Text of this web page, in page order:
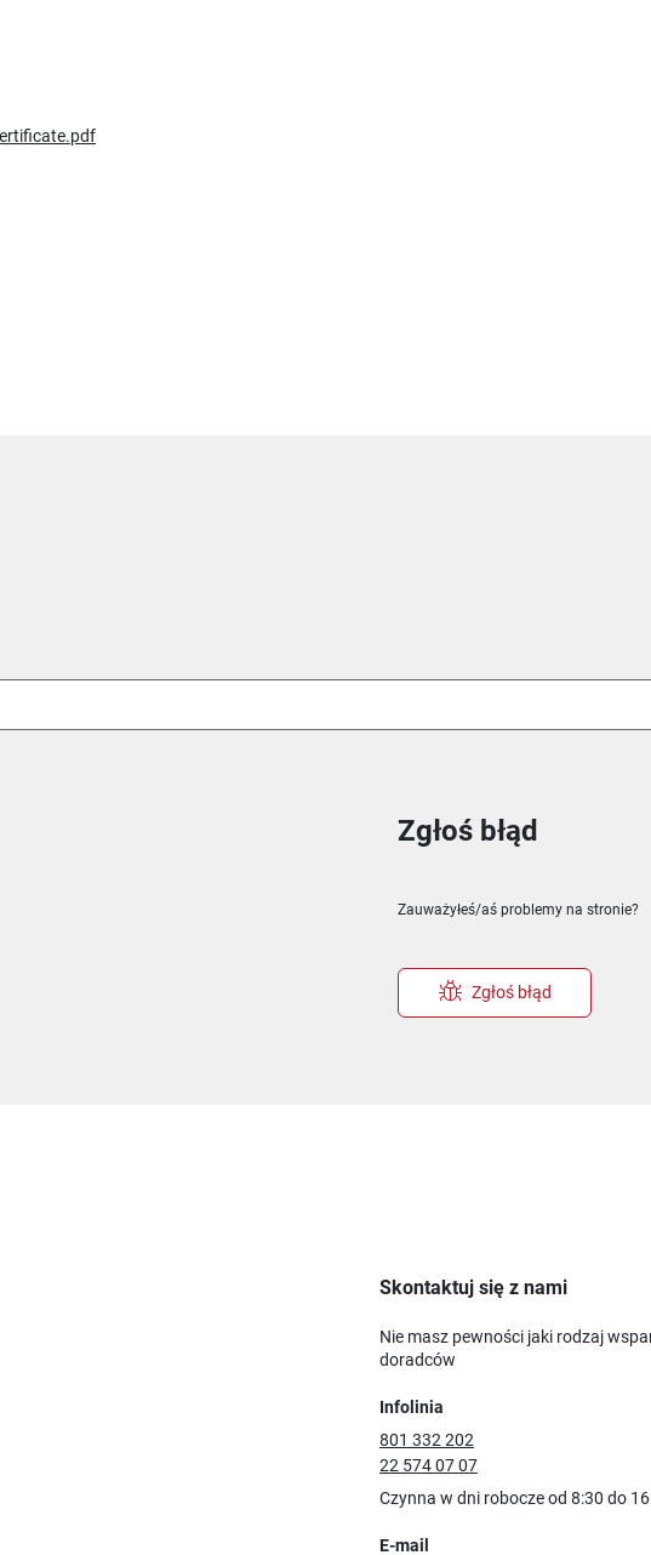
w nowym oknie
oknieoknie
w nowym oknie
się w nowym oknie
Zgłoś błąd
Zauważyłeś/aś problemy na stronie?
Zgłoś błąd
Skontaktuj się z nami
Nie masz pewności jaki rodzaj
doradców
Infolinia
801 332 202
22 574 07 07
Czynna w dni robocze od 8:30 do
E-mail